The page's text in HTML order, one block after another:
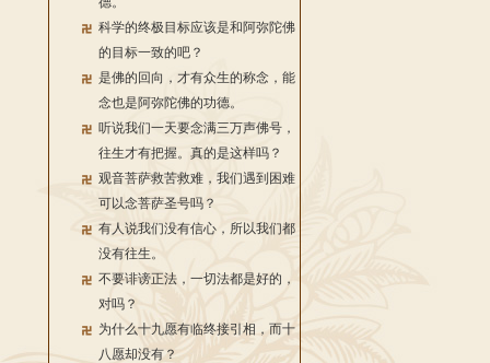
科学的终极目标应该是和阿弥陀佛
的目标一致的吧？
是佛的回向，才有众生的称念，能
念也是阿弥陀佛的功德。
听说我们一天要念满三万声佛号，
往生才有把握。真的是这样吗？
观音菩萨救苦救难，我们遇到困难
可以念菩萨圣号吗？
有人说我们没有信心，所以我们都
没有往生。
不要诽谤正法，一切法都是好的，
对吗？
为什么十九愿有临终接引相，而十
八愿却没有？